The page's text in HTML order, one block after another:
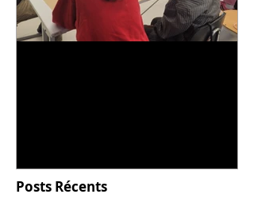
Posts Récents